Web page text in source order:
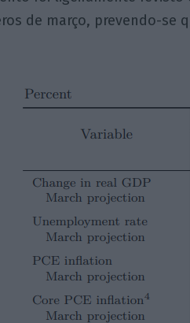
de março, prevendo-se